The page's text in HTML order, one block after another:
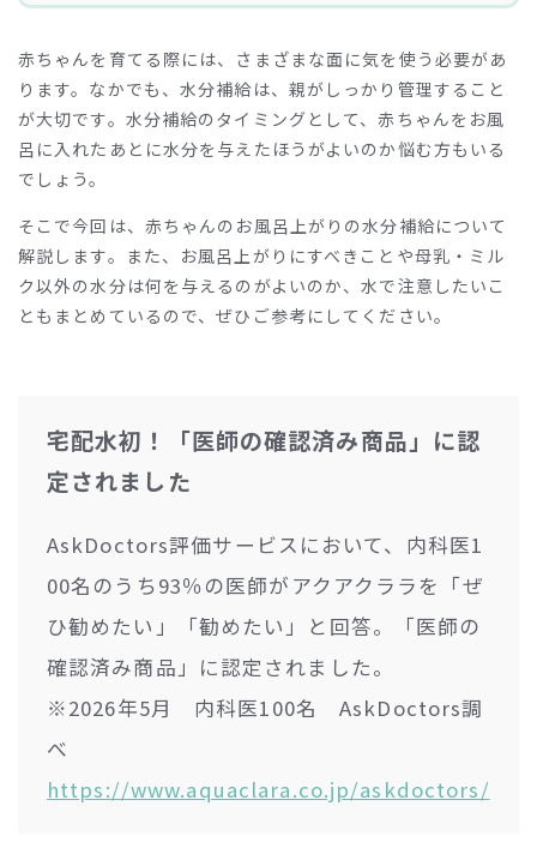
赤ちゃんを育てる際には、さまざまな面に気を使う必要があ
ります。なかでも、水分補給は、親がしっかり管理すること
が大切です。水分補給のタイミングとして、赤ちゃんをお風
呂に入れたあとに水分を与えたほうがよいのか悩む方もいる
でしょう。
そこで今回は、赤ちゃんのお風呂上がりの水分補給について
解説します。また、お風呂上がりにすべきことや母乳・ミル
ク以外の水分は何を与えるのがよいのか、水で注意したいこ
ともまとめているので、ぜひご参考にしてください。
宅配水初！「医師の確認済み商品」に認
定されました
AskDoctors評価サービスにおいて、内科医1
00名のうち93％の医師がアクアクララを「ぜ
ひ勧めたい」「勧めたい」と回答。「医師の
確認済み商品」に認定されました。
※2026年5月 内科医100名 AskDoctors調
べ
https://www.aquaclara.co.jp/askdoctors/